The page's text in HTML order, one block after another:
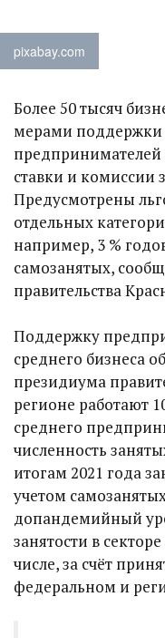
pixabay.com
Более 50 тысяч
мерами
предпринимателей
ставки и комиссии
Предусмотрены
отдельных
например, 3 %
самозанятых,
правительства
Поддержку
среднего бизнеса
президиума
регионе работают
среднего
численность
итогам 2021 года
учетом
допандемийный
занятости в
числе, за счёт
федеральном и